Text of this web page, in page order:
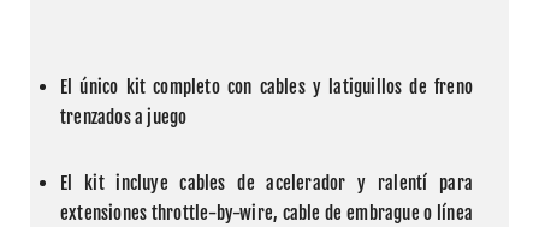
El único kit completo con cables y latiguillos de freno
trenzados a juego
El kit incluye cables de acelerador y ralentí para
extensiones throttle-by-wire, cable de embrague o línea